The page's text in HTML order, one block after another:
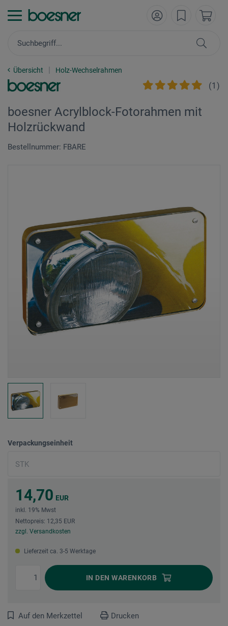
Übersicht Holz-Wechselrahmen
(1 )
boesner Acrylblock-Fotorahmen mit
Holzrückwand
Bestellnummer: FBARE
Verpackungseinheit
14,70 EUR
inkl. 19% Mwst
Nettopreis: 12,35 EUR
zzgl. Versandkosten
Lieferzeit ca. 3-5 Werktage
IN DEN WARENKORB
Auf den Merkzettel Drucken